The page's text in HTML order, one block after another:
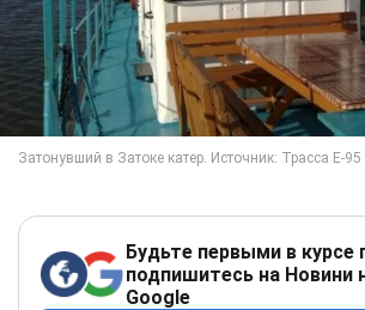
Будьте первыми в курсе
подпишитесь на Новини
Google